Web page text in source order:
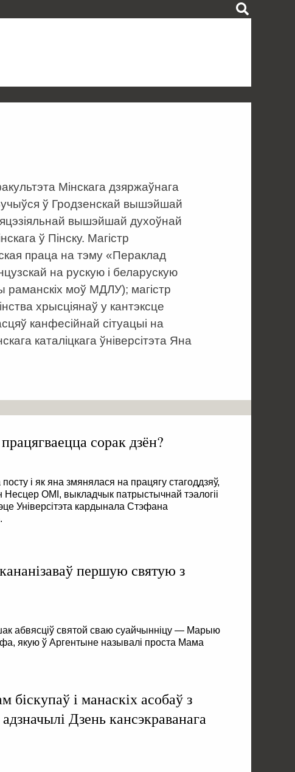
Мінскага дзяржаўнага
Вучыўся ў Гродзенскай вышэйшай
вышэйшай духоўнай
ў Пінску. Магістр
праца на тэму «Пераклад
на рускую і беларускую
раманскіх моў МДЛУ); магістр
хрысціянаў у кантэксце
канфесійнай сітуацыі на
каталіцкага ўніверсітэта Яна
сорак дзён?
і як яна змянялася на працягу стагоддзяў,
ОМІ, выкладчык патрыстычнай тэалогіі
Універсітэта кардынала Стэфана
першую святую з
абвясціў святой сваю суайчынніцу — Марыю
якую ў Аргентыне называлі проста Мама
біскупаў і манаскіх асобаў з
адзначылі Дзень кансэкраванага